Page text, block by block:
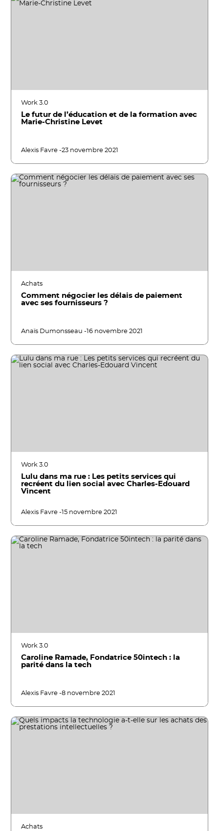
Work 3.0
Le futur de l’éducation et de la formation avec
Marie-Christine Levet
Alexis Favre -23 novembre 2021
Achats
Comment négocier les délais de paiement
avec ses fournisseurs ?
Anaïs Dumonsseau -16 novembre 2021
Work 3.0
Lulu dans ma rue : Les petits services qui
recréent du lien social avec Charles-Edouard
Vincent
Alexis Favre -15 novembre 2021
Work 3.0
Caroline Ramade, Fondatrice 50intech : la
parité dans la tech
Alexis Favre -8 novembre 2021
Achats